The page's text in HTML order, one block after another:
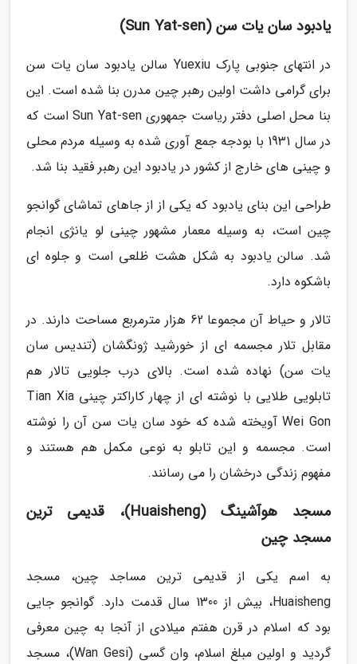
یادبود سان یات سن (Sun Yat-sen)
در انتهای جنوبی پارک Yuexiu سالن یادبود سان یات سن
برای گرامی داشت اولین رهبر چین مدرن بنا شده است. این
بنا محل اصلی دفتر ریاست جمهوری Sun Yat-sen است که
در سال 1931 با بودجه جمع آوری شده به وسیله مردم محلی
و چینی های خارج از کشور در یادبود این رهبر فقید بنا شد.
طراحی این بنای یادبود که یکی از از جاهای تماشای گوانجو
چین است، به وسیله معمار مشهور چینی لو یانژی انجام
شد. سالن یادبود به شکل هشت ظلعی است و جلوه ای
باشکوه دارد.
تالار و حیاط آن مجموعا 62 هزار مترمربع مساحت دارند. در
مقابل تلار مجسمه ای از خورشید ژونگشان (تندیس سان
یات سن) نهاده شده است. بالای درب جلویی تالار هم
تابلویی طلایی با نوشته ای از چهار کاراکتر چینی Tian Xia
Wei Gon آویخته شده که خود سان یات سن آن را نوشته
است. مجسمه و این تابلو به نوعی مکمل هم هستند و
مفهوم زندگی درخشان را می رسانند.
مسجد هوآشینگ (Huaisheng)، قدیمی ترین
مسجد چین
به اسم یکی از قدیمی ترین مساجد چین، مسجد
Huaisheng، بیش از 1300 سال قدمت دارد. گوانجو جایی
بود که اسلام در قرن هفتم میلادی از آنجا به چین معرفی
گردید و اولین مبلغ اسلام، وان گسی (Wan Gesi)، مسجد